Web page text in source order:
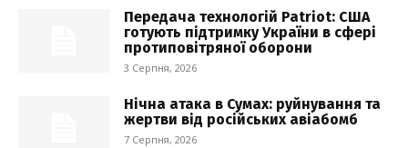
Передача технологій Patriot: США
готують підтримку України в сфері
протиповітряної оборони
3 Серпня, 2026
Нічна атака в Сумах: руйнування та
жертви від російських авіабомб
7 Серпня, 2026